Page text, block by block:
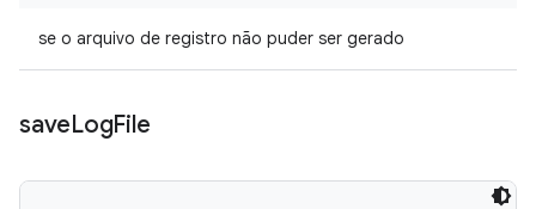
se o arquivo de registro não puder ser gerado
saveLogFile